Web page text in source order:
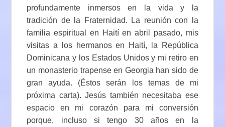
profundamente inmersos en la vida y la
tradición de la Fraternidad. La reunión con la
familia espiritual en Haití en abril pasado, mis
visitas a los hermanos en Haití, la República
Dominicana y los Estados Unidos y mi retiro en
un monasterio trapense en Georgia han sido de
gran ayuda. (Éstos serán los temas de mi
próxima carta). Jesús también necesitaba ese
espacio en mi corazón para mi conversión
porque, incluso si tengo 30 años en la